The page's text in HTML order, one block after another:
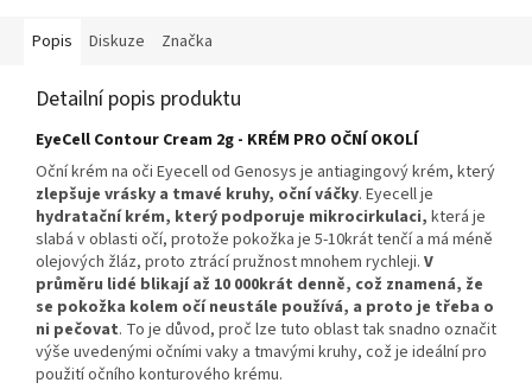
Popis Diskuze Značka
Detailní popis produktu
EyeCell Contour Cream 2g - KRÉM PRO OČNÍ OKOLÍ
Oční krém na oči Eyecell od Genosys je antiagingový krém, který
zlepšuje vrásky a tmavé kruhy, oční váčky. Eyecell je
hydratační krém, který podporuje mikrocirkulaci, která je
slabá v oblasti očí, protože pokožka je 5-10krát tenčí a má méně
olejových žláz, proto ztrácí pružnost mnohem rychleji. V
průměru lidé blikají až 10 000krát denně, což znamená, že
se pokožka kolem očí neustále používá, a proto je třeba o
ni pečovat. To je důvod, proč lze tuto oblast tak snadno označit
výše uvedenými očními vaky a tmavými kruhy, což je ideální pro
použití očního konturového krému.